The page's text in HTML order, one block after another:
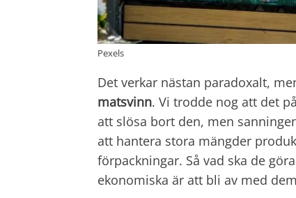
Pexels
Det verkar nästan paradoxalt,
matsvinn. Vi trodde nog att det
att slösa bort den, men
att hantera stora mängder
förpackningar. Så vad ska de
ekonomiska är att bli av med